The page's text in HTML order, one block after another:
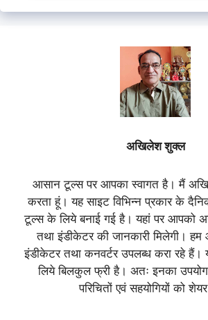
अखिलेश शुक्ल
आसान टूल्स पर आपका स्वागत है। मैं
करता हूं। यह साइट विभिन्न प्रकार के
टूल्स के लिये बनाई गई है। यहां पर आपको
तथा इंडीकेटर की जानकारी मिलेगी।
इंडीकेटर तथा कनवर्टर उपलब्ध करा रहे
लिये बिलकुल फ्री है। अतः इनका उपयोग
परिचितों एवं सहयोगियों को